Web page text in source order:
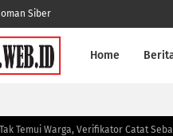
Siber
Home
Tak Temui Warga, Verifikator Catat